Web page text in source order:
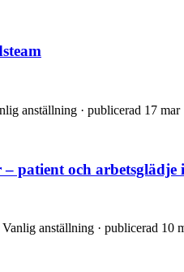
anställning · publicerad 17 mar
patient och arbetsglädje
Vanlig anställning · publicerad 10